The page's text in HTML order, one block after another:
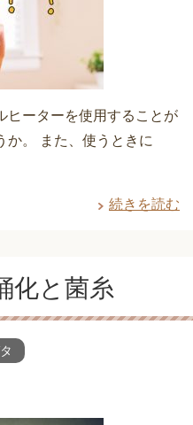
ヒーターを使用することが
か。 また、使うときに
続きを読む
化と菌糸